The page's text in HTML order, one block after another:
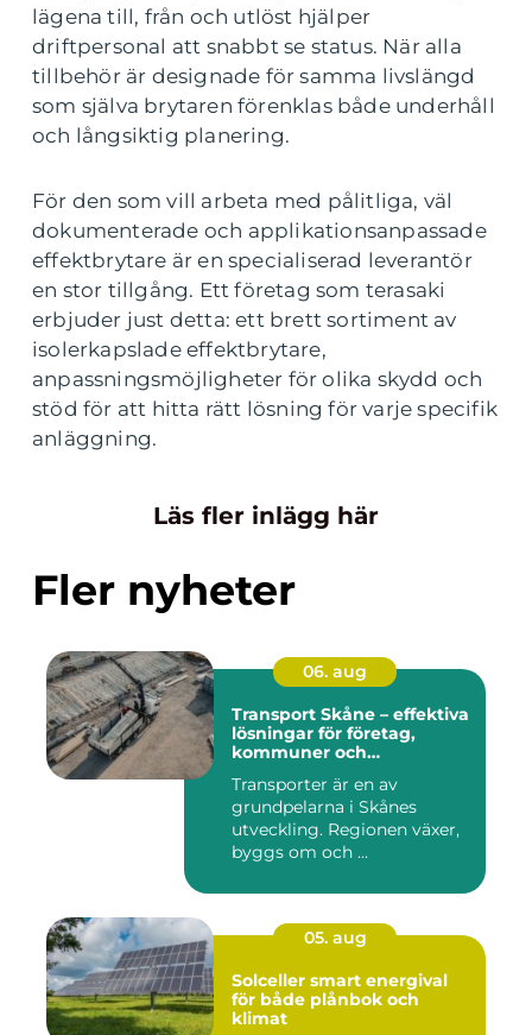
lägena till, från och utlöst hjälper
driftpersonal att snabbt se status. När alla
tillbehör är designade för samma livslängd
som själva brytaren förenklas både underhåll
och långsiktig planering.
För den som vill arbeta med pålitliga, väl
dokumenterade och applikationsanpassade
effektbrytare är en specialiserad leverantör
en stor tillgång. Ett företag som terasaki
erbjuder just detta: ett brett sortiment av
isolerkapslade effektbrytare,
anpassningsmöjligheter för olika skydd och
stöd för att hitta rätt lösning för varje specifik
anläggning.
Läs fler inlägg här
Fler nyheter
06. aug
Transport Skåne – effektiva
lösningar för företag,
kommuner och
Transporter är en av
grundpelarna i Skånes
utveckling. Regionen växer,
byggs om och ...
05. aug
Solceller smart energival
för både plånbok och
klimat